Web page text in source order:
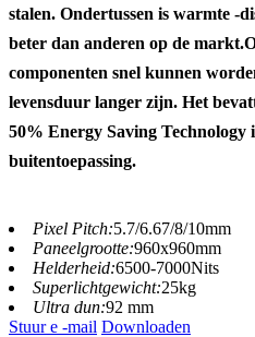
stalen. Ondertussen is warmte -
beter dan anderen op de markt.
componenten snel kunnen
levensduur langer zijn. Het
50% Energy Saving
buitentoepassing.
Pixel Pitch:5.7/6.67/8/10mm
Paneelgrootte:960x960mm
Helderheid:6500-7000Nits
Superlichtgewicht:25kg
Ultra dun:92 mm
Stuur e -mail Downloaden